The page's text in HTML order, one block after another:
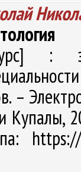
:
–
Купалы,